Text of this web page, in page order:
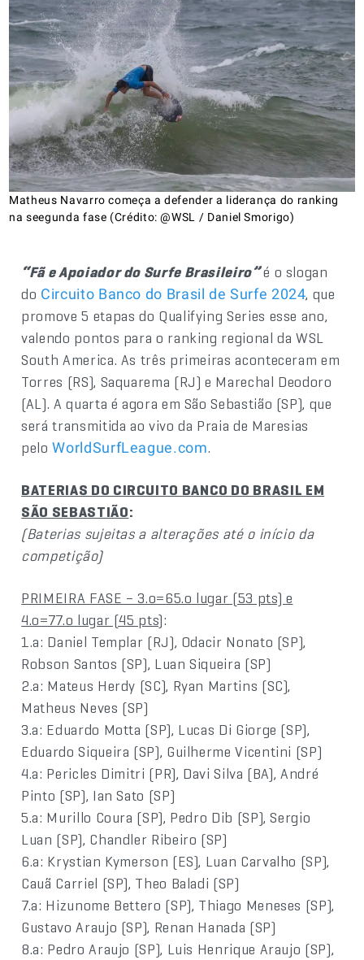
Matheus Navarro começa a defender a liderança do ranking
na seegunda fase (Crédito: @WSL / Daniel Smorigo)
“Fã e Apoiador do Surfe Brasileiro”é o slogan
do Circuito Banco do Brasil de Surfe 2024, que
promove 5 etapas do Qualifying Series esse ano,
valendo pontos para o ranking regional da WSL
South America. As três primeiras aconteceram em
Torres (RS), Saquarema (RJ) e Marechal Deodoro
(AL). A quarta é agora em São Sebastião (SP), que
será transmitida ao vivo da Praia de Maresias
peloWorldSurfLeague.com.
BATERIAS DO CIRCUITO BANCO DO BRASIL EM
SÃO SEBASTIÃO:
(Baterias sujeitas a alterações até o início da
competição)
PRIMEIRA FASE – 3.o=65.o lugar (53 pts) e
4.o=77.o lugar (45 pts):
1.a: Daniel Templar (RJ), Odacir Nonato (SP),
Robson Santos (SP), Luan Siqueira (SP)
2.a: Mateus Herdy (SC), Ryan Martins (SC),
Matheus Neves (SP)
3.a: Eduardo Motta (SP), Lucas Di Giorge (SP),
Eduardo Siqueira (SP), Guilherme Vicentini (SP)
4.a: Pericles Dimitri (PR), Davi Silva (BA), André
Pinto (SP), Ian Sato (SP)
5.a: Murillo Coura (SP), Pedro Dib (SP), Sergio
Luan (SP), Chandler Ribeiro (SP)
6.a: Krystian Kymerson (ES), Luan Carvalho (SP),
Cauã Carriel (SP), Theo Baladi (SP)
7.a: Hizunome Bettero (SP), Thiago Meneses (SP),
Gustavo Araujo (SP), Renan Hanada (SP)
8.a: Pedro Araujo (SP), Luis Henrique Araujo (SP),